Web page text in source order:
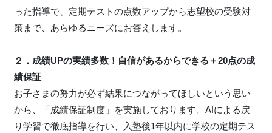
った指導で、定期テストの点数アップから志望校の受験対
策まで、あらゆるニーズにお答えします。
２．成績UPの実績多数！自信があるからできる＋20点の成
績保証
お子さまの努力が必ず結果につながってほしいという思い
から、「成績保証制度」を実施しております。AIによる戻
り学習で徹底指導を行い、入塾後1年以内に学校の定期テス